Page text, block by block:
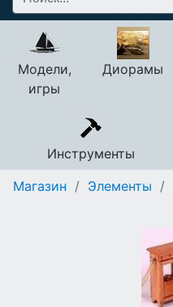
Модели,
игры
Диорамы
Инструменты
Магазин / Элементы /